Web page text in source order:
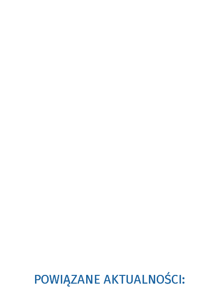
POWIĄZANE AKTUALNOŚCI: